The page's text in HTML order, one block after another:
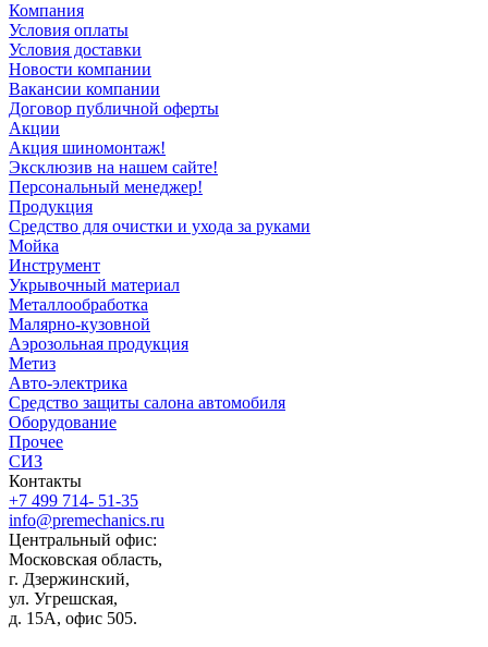
Компания
Условия оплаты
Условия доставки
Новости компании
Вакансии компании
Договор публичной оферты
Акции
Акция шиномонтаж!
Эксклюзив на нашем сайте!
Персональный менеджер!
Продукция
Средство для очистки и ухода за руками
Мойка
Инструмент
Укрывочный материал
Металлообработка
Малярно-кузовной
Аэрозольная продукция
Метиз
Авто-электрика
Средство защиты салона автомобиля
Оборудование
Прочее
СИЗ
Контакты
+7 499 714- 51-35
info@premechanics.ru
Центральный офис:
Московская область,
г. Дзержинский,
ул. Угрешская,
д. 15А, офис 505.